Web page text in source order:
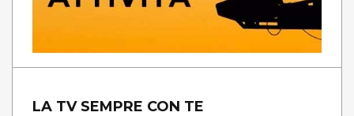
LA TV SEMPRE CON TE